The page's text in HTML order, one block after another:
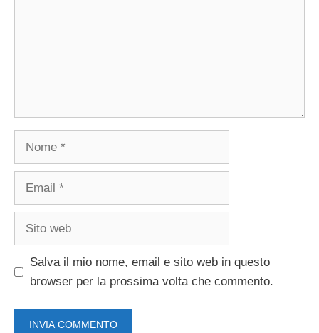
Nome
Email
Sito
Salva il mio nome, email e sito web in questo
browser per la prossima volta che commento.